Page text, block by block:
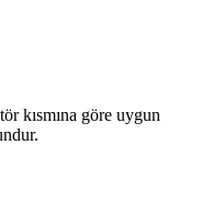
kısmına göre uygun